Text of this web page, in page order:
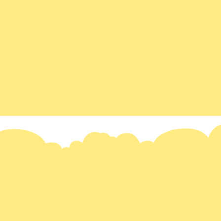
Somos uma equipe de pedagogos que têm como objetivo